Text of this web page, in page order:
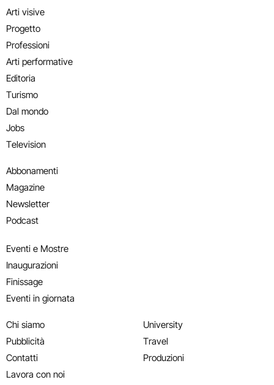
Arti visive
Progetto
Professioni
Arti performative
Editoria
Turismo
Dal mondo
Jobs
Television
Abbonamenti
Magazine
Newsletter
Podcast
Eventi e Mostre
Inaugurazioni
Finissage
Eventi in giornata
Chi siamo
Pubblicità
Contatti
Lavora con noi
University
Travel
Produzioni